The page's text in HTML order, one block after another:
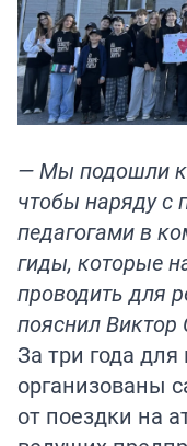
— Мы подошли к
чтобы наряду с
педагогами в
гиды, которые
проводить для
пояснил Виктор
За три года
организованы
от поездки на